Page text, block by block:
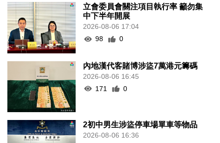
立會委員會關注項目執行率 籲勿集
中下半年開展
2026-08-06 17:04
98
0
內地漢代客賭博涉盜7萬港元籌碼
2026-08-06 16:45
171
0
2初中男生涉盜停車場單車等物品
2026-08-06 16:36